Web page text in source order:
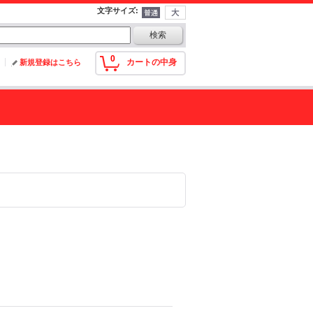
文字サイズ:
0 カートの中身
新規登録はこちら